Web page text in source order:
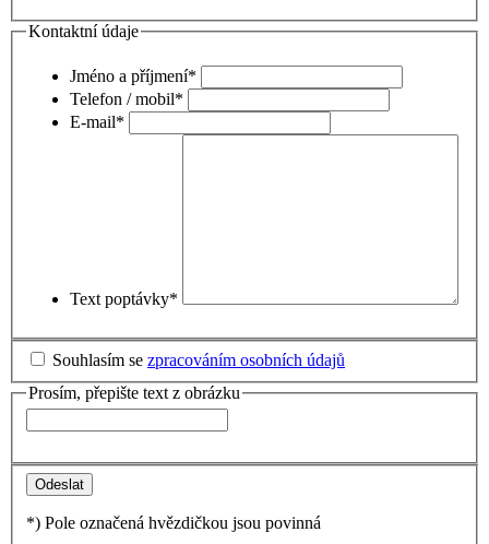
Kontaktní údaje
Jméno a příjmení*
Telefon / mobil*
E-mail*
Text poptávky*
Souhlasím se zpracováním osobních údajů
Prosím, přepište text z obrázku
*) Pole označená hvězdičkou jsou povinná